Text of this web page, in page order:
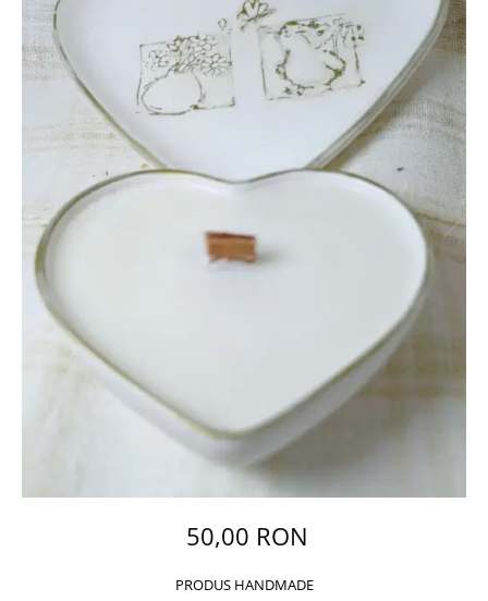
50,00 RON
PRODUS HANDMADE